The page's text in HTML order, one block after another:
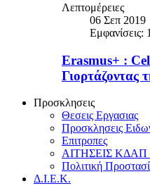
Λεπτομέρειες
06 Σεπ 2019
Εμφανίσεις:
Erasmus+ :
Γιορτάζοντας
Προσκλησεις
Θεσεις Εργασιας
Προσκλησεις
Επιτροπες
ΑΙΤΗΣΕΙΣ
Πολιτική
Δ.Ι.Ε.Κ.